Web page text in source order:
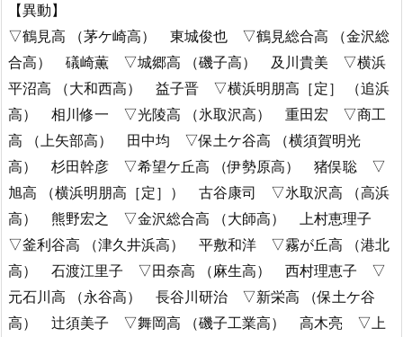
【異動】
▽鶴見高 （茅ケ崎高） 東城俊也 ▽鶴見総合高 （金沢総
合高） 礒崎薫 ▽城郷高 （磯子高） 及川貴美 ▽横浜
平沼高 （大和西高） 益子晋 ▽横浜明朋高［定］ （追浜
高） 相川修一 ▽光陵高 （氷取沢高） 重田宏 ▽商工
高 （上矢部高） 田中均 ▽保土ケ谷高 （横須賀明光
高） 杉田幹彦 ▽希望ケ丘高 （伊勢原高） 猪俣聡 ▽
旭高 （横浜明朋高［定］） 古谷康司 ▽氷取沢高 （高浜
高） 熊野宏之 ▽金沢総合高 （大師高） 上村恵理子
▽釜利谷高 （津久井浜高） 平敷和洋 ▽霧が丘高 （港北
高） 石渡江里子 ▽田奈高 （麻生高） 西村理恵子 ▽
元石川高 （永谷高） 長谷川研治 ▽新栄高 （保土ケ谷
高） 辻須美子 ▽舞岡高 （磯子工業高） 高木亮 ▽上